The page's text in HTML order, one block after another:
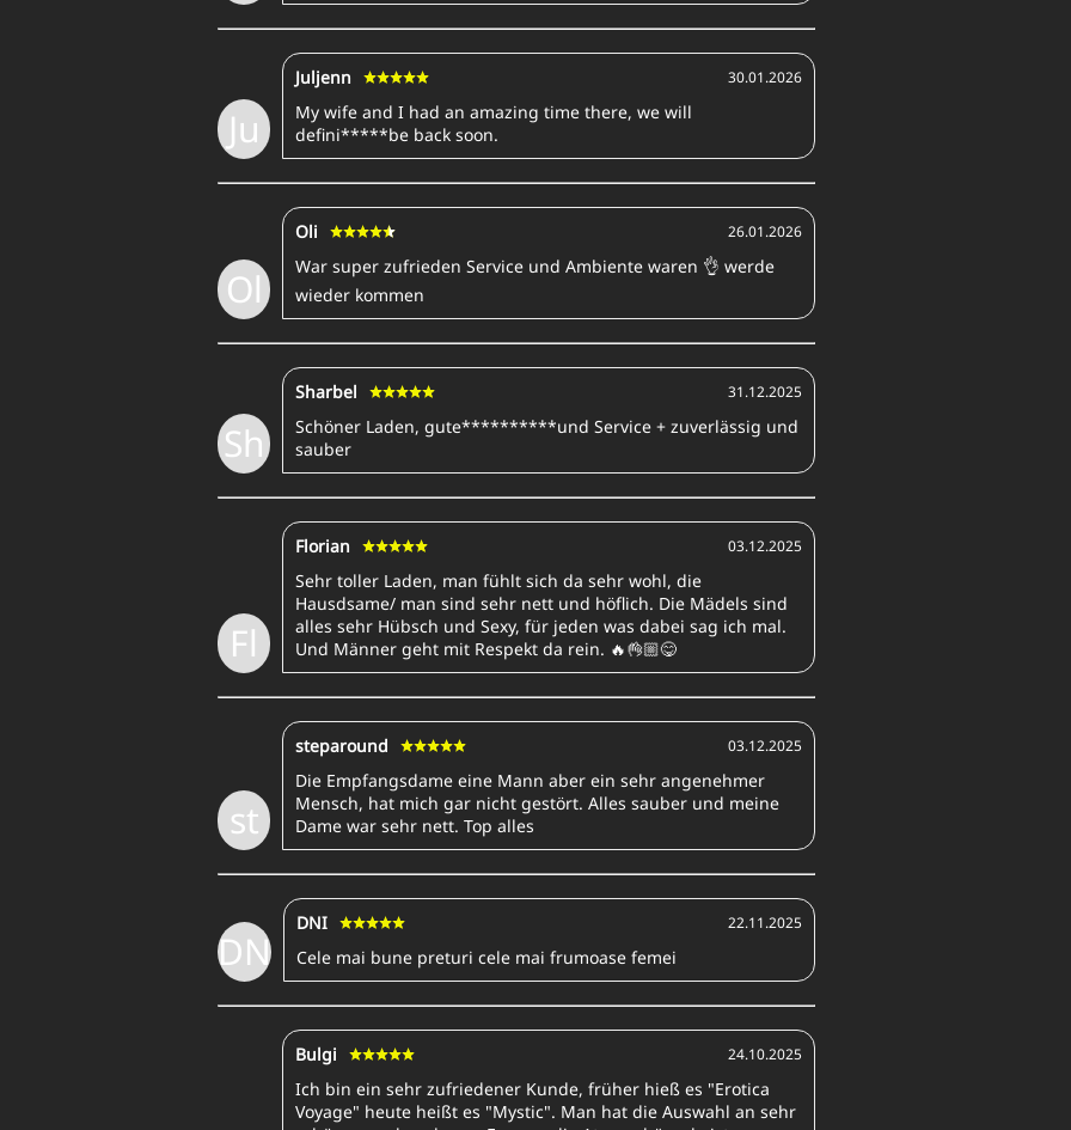
Ju
Juljenn 30.01.2026
My wife and I had an amazing time there, we will
defini*****be back soon.
Ol
Oli 26.01.2026
War super zufrieden Service und Ambiente waren 👌 werde
wieder kommen
Sh
Sharbel 31.12.2025
Schöner Laden, gute**********und Service + zuverlässig und
sauber
Fl
Florian 03.12.2025
Sehr toller Laden, man fühlt sich da sehr wohl, die
Hausdsame/ man sind sehr nett und höflich. Die Mädels sind
alles sehr Hübsch und Sexy, für jeden was dabei sag ich mal.
Und Männer geht mit Respekt da rein. 🔥👌🏼😋
st
steparound 03.12.2025
Die Empfangsdame eine Mann aber ein sehr angenehmer
Mensch, hat mich gar nicht gestört. Alles sauber und meine
Dame war sehr nett. Top alles
DN
DNI 22.11.2025
Cele mai bune preturi cele mai frumoase femei
Bulgi 24.10.2025
Ich bin ein sehr zufriedener Kunde, früher hieß es "Erotica
Voyage" heute heißt es "Mystic". Man hat die Auswahl an sehr